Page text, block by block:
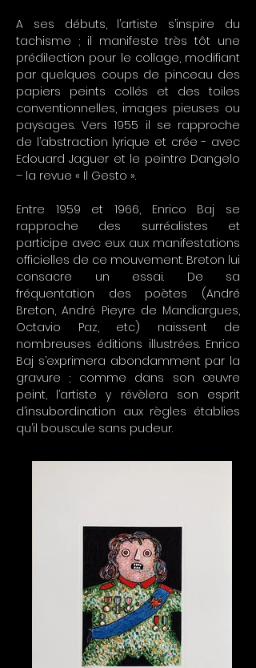
A ses débuts, l’artiste s’inspire du
tachisme ; il manifeste très tôt une
prédilection pour le collage, modifiant
par quelques coups de pinceau des
papiers peints collés et des toiles
conventionnelles, images pieuses ou
paysages. Vers 1955 il se rapproche
de l’abstraction lyrique et crée - avec
Edouard Jaguer et le peintre Dangelo
– la revue « Il Gesto ».
Entre 1959 et 1966, Enrico Baj se
rapproche des surréalistes et
participe avec eux aux manifestations
officielles de ce mouvement. Breton lui
consacre un essai. De sa
fréquentation des poètes (André
Breton, André Pieyre de Mandiargues,
Octavio Paz, etc) naissent de
nombreuses éditions illustrées. Enrico
Baj s’exprimera abondamment par la
gravure ; comme dans son œuvre
peint, l’artiste y révèlera son esprit
d’insubordination aux règles établies
qu’il bouscule sans pudeur.